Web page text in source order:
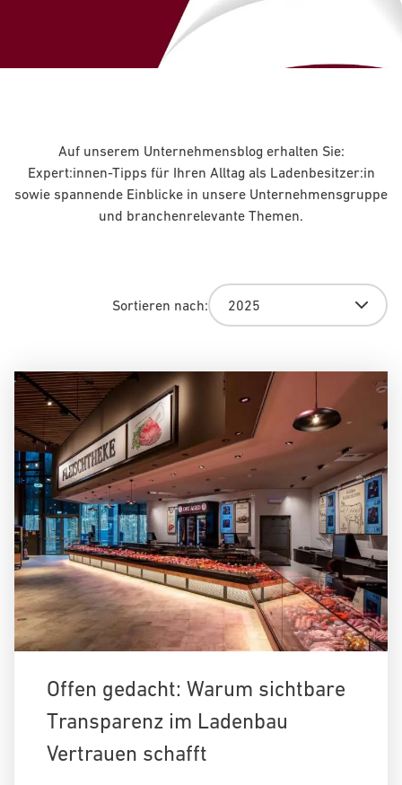
Auf unserem Unternehmensblog erhalten Sie:
Expert:innen-Tipps für Ihren Alltag als Ladenbesitzer:in
sowie spannende Einblicke in unsere Unternehmensgruppe
und branchenrelevante Themen.
Sortieren nach: 2025
Offen gedacht: Warum sichtbare
Transparenz im Ladenbau
Vertrauen schafft